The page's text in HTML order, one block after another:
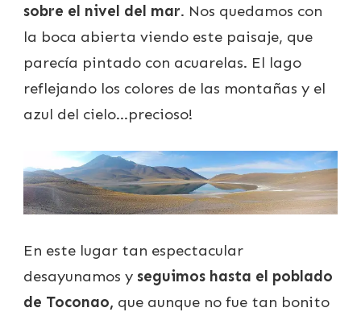
sobre el nivel del mar. Nos quedamos con
la boca abierta viendo este paisaje, que
parecía pintado con acuarelas. El lago
reflejando los colores de las montañas y el
azul del cielo…precioso!
En este lugar tan espectacular
desayunamos y seguimos hasta el poblado
de Toconao, que aunque no fue tan bonito